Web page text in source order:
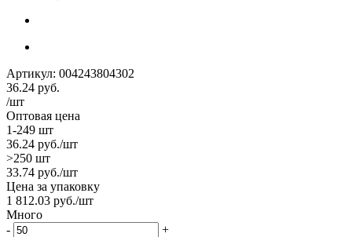
Артикул: 004243804302
36.24 руб.
/шт
Оптовая цена
1-249 шт
36.24 руб./шт
>250 шт
33.74 руб./шт
Цена за упаковку
1 812.03 руб./шт
Много
-
+